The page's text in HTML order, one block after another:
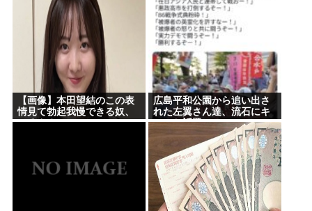
【画像】本田望結のこの表
情見て勃起我慢できる奴、
いるん？
広島平和公園から追い出さ
れた左翼さん達、流石にキ
モいと話題に